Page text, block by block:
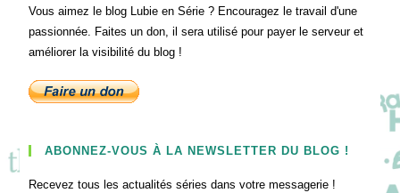
Vous aimez le blog Lubie en Série ? Encouragez le travail d'une
passionnée. Faites un don, il sera utilisé pour payer le serveur et
améliorer la visibilité du blog !
ABONNEZ-VOUS À LA NEWSLETTER DU BLOG !
Recevez tous les actualités séries dans votre messagerie !